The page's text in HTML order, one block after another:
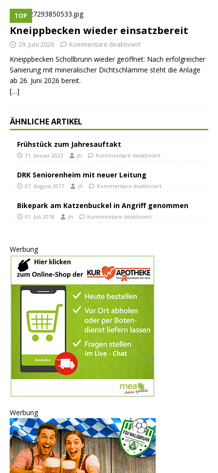
TOP
Kneippbecken wieder einsatzbereit
29. Juni 2026 Kommentare deaktiviert
Kneippbecken Schollbrunn wieder geöffnet: Nach erfolgreicher
Sanierung mit mineralischer Dichtschlämme steht die Anlage
ab 26. Juni 2026 bereit.
[…]
ÄHNLICHE ARTIKEL
Frühstück zum Jahresauftakt
31. Januar 2023 jh Kommentare deaktiviert
DRK Seniorenheim mit neuer Leitung
07. August 2017 jh Kommentare deaktiviert
Bikepark am Katzenbuckel in Angriff genommen
01. Juli 2018 jh Kommentare deaktiviert
Werbung
Werbung